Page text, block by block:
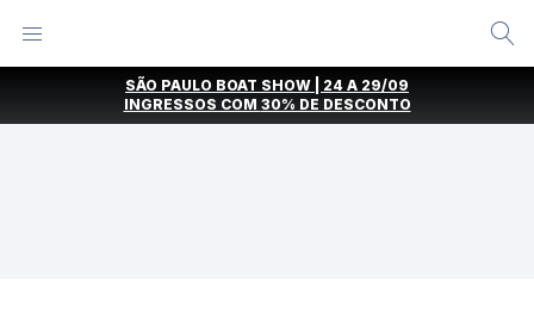
SÃO PAULO BOAT SHOW | 24 A 29/09
INGRESSOS COM 30% DE DESCONTO